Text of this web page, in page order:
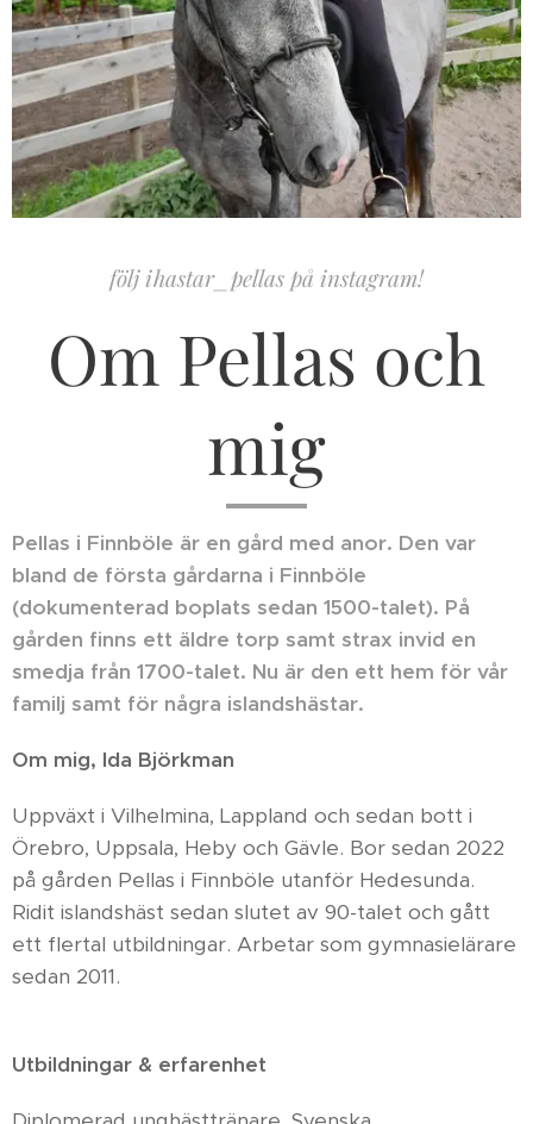
följ ihastar_pellas på instagram!
Om Pellas och
mig
Pellas i Finnböle är en gård med anor. Den var
bland de första gårdarna i Finnböle
(dokumenterad boplats sedan 1500-talet). På
gården finns ett äldre torp samt strax invid en
smedja från 1700-talet. Nu är den ett hem för vår
familj samt för några islandshästar.
Om mig, Ida Björkman
Uppväxt i Vilhelmina, Lappland och sedan bott i
Örebro, Uppsala, Heby och Gävle. Bor sedan 2022
på gården Pellas i Finnböle utanför Hedesunda.
Ridit islandshäst sedan slutet av 90-talet och gått
ett flertal utbildningar. Arbetar som gymnasielärare
sedan 2011.
Utbildningar & erfarenhet